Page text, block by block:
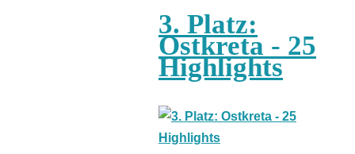
3. Platz:
Ostkreta - 25
Highlights